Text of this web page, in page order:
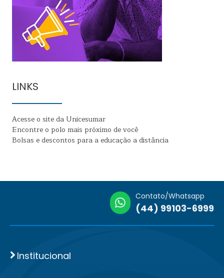
LINKS
Acesse o site da Unicesumar
Encontre o polo mais próximo de você
Bolsas e descontos para a educação a distância
Contato/Whatsapp
(44) 99103-6999
Institucional